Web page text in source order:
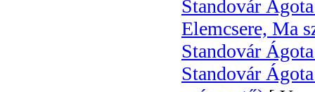
Standovár
Elemcsere, Ma
Standovár
Standovár